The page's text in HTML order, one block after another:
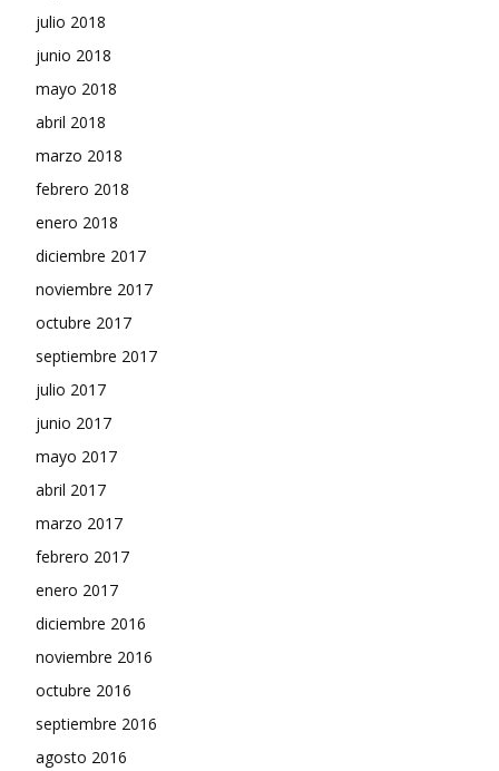
julio 2018
junio 2018
mayo 2018
abril 2018
marzo 2018
febrero 2018
enero 2018
diciembre 2017
noviembre 2017
octubre 2017
septiembre 2017
julio 2017
junio 2017
mayo 2017
abril 2017
marzo 2017
febrero 2017
enero 2017
diciembre 2016
noviembre 2016
octubre 2016
septiembre 2016
agosto 2016